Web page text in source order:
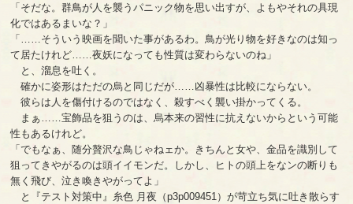
「そだな。群鳥が人を襲うパニック物を思い出すが、よもやそれの具現
化ではあるまいな？」
「……そういう映画を聞いた事があるわ。鳥が光り物を好きなのは知っ
て居たけれど……夜妖になっても性質は変わらないのね」
と、溜息を吐く。
確かに姿形はただの烏と同じだが……凶暴性は比較にならない。
彼らは人を傷付けるのではなく、殺すべく襲い掛かってくる。
まぁ……宝飾品を狙うのは、烏本来の習性に抗えないからという可能
性もあるけれど。
「でもなぁ、随分贅沢な鳥じゃねェか。きちんと女や、金品を識別して
狙ってきやがるのは頭イイモンだ。しかし、ヒトの頭上をなンの断りも
無く飛び、泣き喚きやがってよ」
と『テスト対策中』糸色 月夜（p3p009451）が苛立ち気に吐き散らす